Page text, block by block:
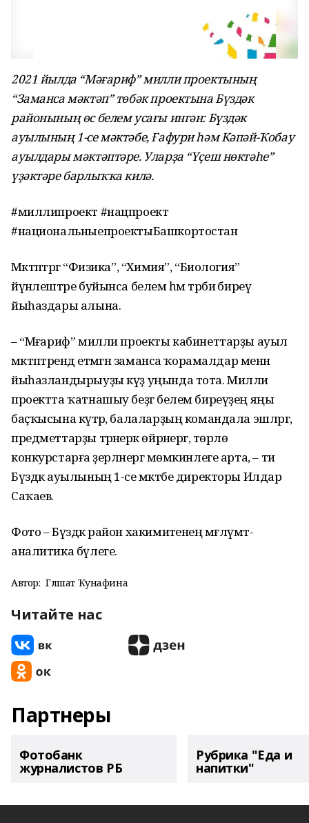
2021 йылда “Мәғариф” милли проектының
“Заманса мәктәп” төбәк проектына Бүздәк
районының өс белем усағы ингән: Бүздәк
ауылының 1-се мәктәбе, Ғафури һәм Кәпәй-Ҡобау
ауылдары мәктәптәре. Уларҙа “Үҫеш нөктәһе”
үҙәктәре барлыҡҡа килә.
#миллипроект #нацпроект
#национальныепроектыБашкортостан
Мәктәптәргә “Физика”, “Химия”, “Биология”
йүнәлештәре буйынса белем һәм тәрбиә биреү
йыһаздары алына.
– “Мәғариф” милли проекты кабинеттарҙы ауыл
мәктәптәрендә етмәгән заманса ҡорамалдар менән
йыһазландырыуҙы күҙ уңында тота. Милли
проектта ҡатнашыу беҙгә белем биреүҙең яңы
баҫҡысына күтәрә, балаларҙың командала эшләргә,
предметтарҙы тәрәнерәк өйрәнергә, төрлө
конкурстарға әҙерләнергә мөмкинлеге арта, – ти
Бүздәк ауылының 1-се мәктәбе директоры Илдар
Саҡаев.
Фото – Бүздәк район хакимиәтенең мәғлүмәт-
аналитика бүлеге.
Автор: Гөлшат Ҡунафина
Читайте нас
Партнеры
Фотобанк
журналистов РБ
Рубрика "Еда и
напитки"